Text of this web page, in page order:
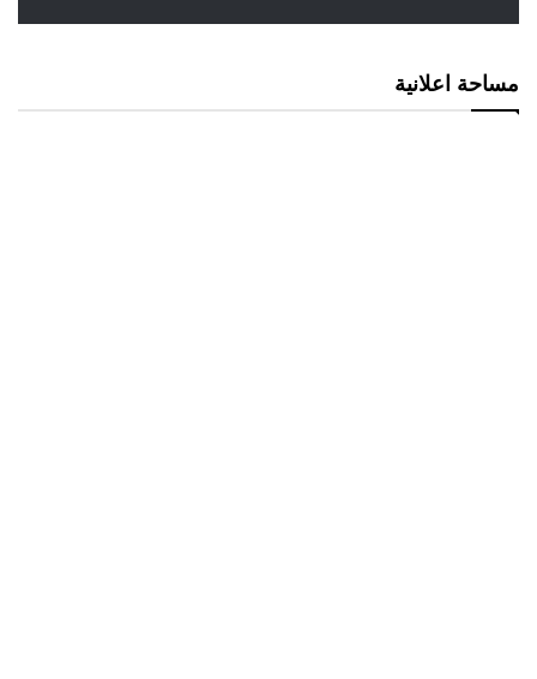
مساحة اعلانية